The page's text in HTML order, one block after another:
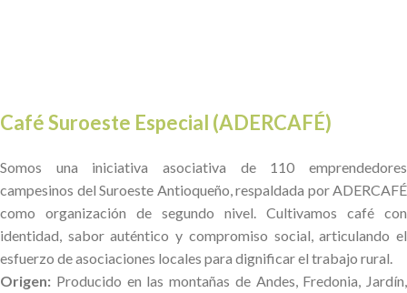
Café Suroeste Especial (ADERCAFÉ)
Somos una iniciativa asociativa de 110 emprendedores
campesinos del Suroeste Antioqueño, respaldada por ADERCAFÉ
como organización de segundo nivel. Cultivamos café con
identidad, sabor auténtico y compromiso social, articulando el
esfuerzo de asociaciones locales para dignificar el trabajo rural.
Origen: Producido en las montañas de Andes, Fredonia, Jardín,